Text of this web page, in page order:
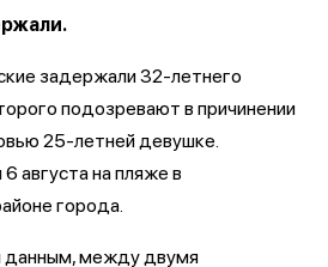
задержали 32-летнего
подозревают в причинении
25-летней девушке.
августа на пляже в
города.
данным, между двумя